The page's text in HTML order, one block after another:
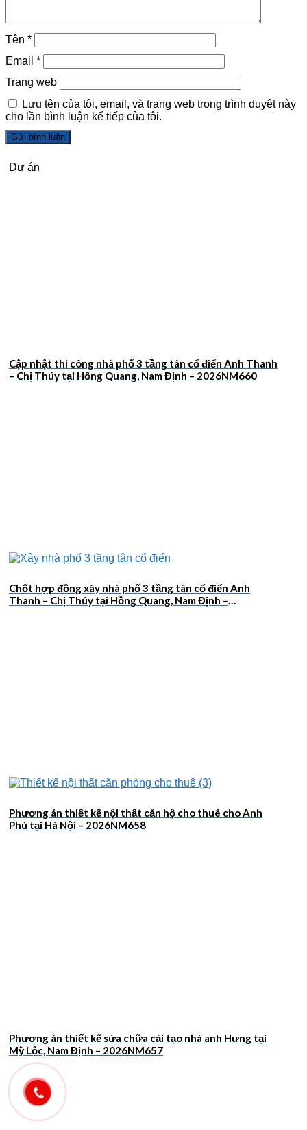
Tên *
Email *
Trang web
Lưu tên của tôi, email, và trang web trong trình duyệt này
cho lần bình luận kế tiếp của tôi.
Dự án
Cập nhật thi công nhà phố 3 tầng tân cổ điển Anh Thanh
– Chị Thúy tại Hồng Quang, Nam Định – 2026NM660
Chốt hợp đồng xây nhà phố 3 tầng tân cổ điển Anh
Thanh – Chị Thúy tại Hồng Quang, Nam Định –
Phương án thiết kế nội thất căn hộ cho thuê cho Anh
Phú tại Hà Nội – 2026NM658
Phương án thiết kế sửa chữa cải tạo nhà anh Hưng tại
Mỹ Lộc, Nam Định – 2026NM657